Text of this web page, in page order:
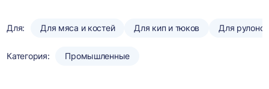
Для: Для мяса и костей Для кип и тюков Для рулонов
Категория: Промышленные